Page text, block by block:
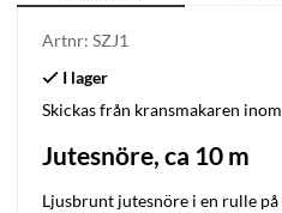
Artnr: SZJ1
Skickas från kransmakaren
Jutesnöre, ca 10 m
Ljusbrunt jutesnöre i en rulle på